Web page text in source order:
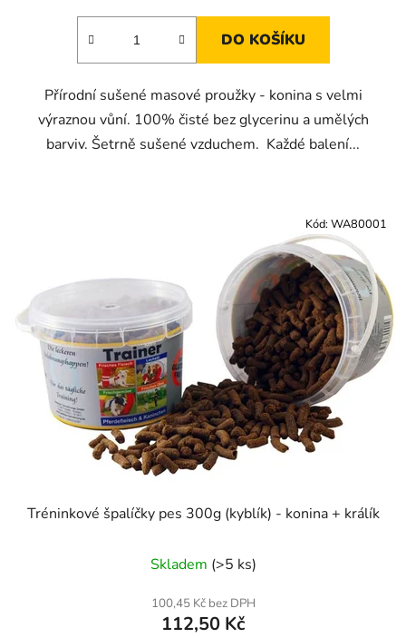
DO KOŠÍKU
Přírodní sušené masové proužky - konina s velmi
výraznou vůní. 100% čisté bez glycerinu a umělých
barviv. Šetrně sušené vzduchem. Každé balení...
Tréninkové špalíčky pes 300g (kyblík) - konina + králík
Skladem (>5 ks)
100,45 Kč bez DPH
112,50 Kč
Kód: WA80001